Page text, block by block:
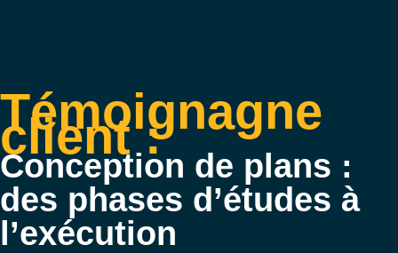
Témoignagne
client :
Conception de plans :
des phases d’études à
l’exécution